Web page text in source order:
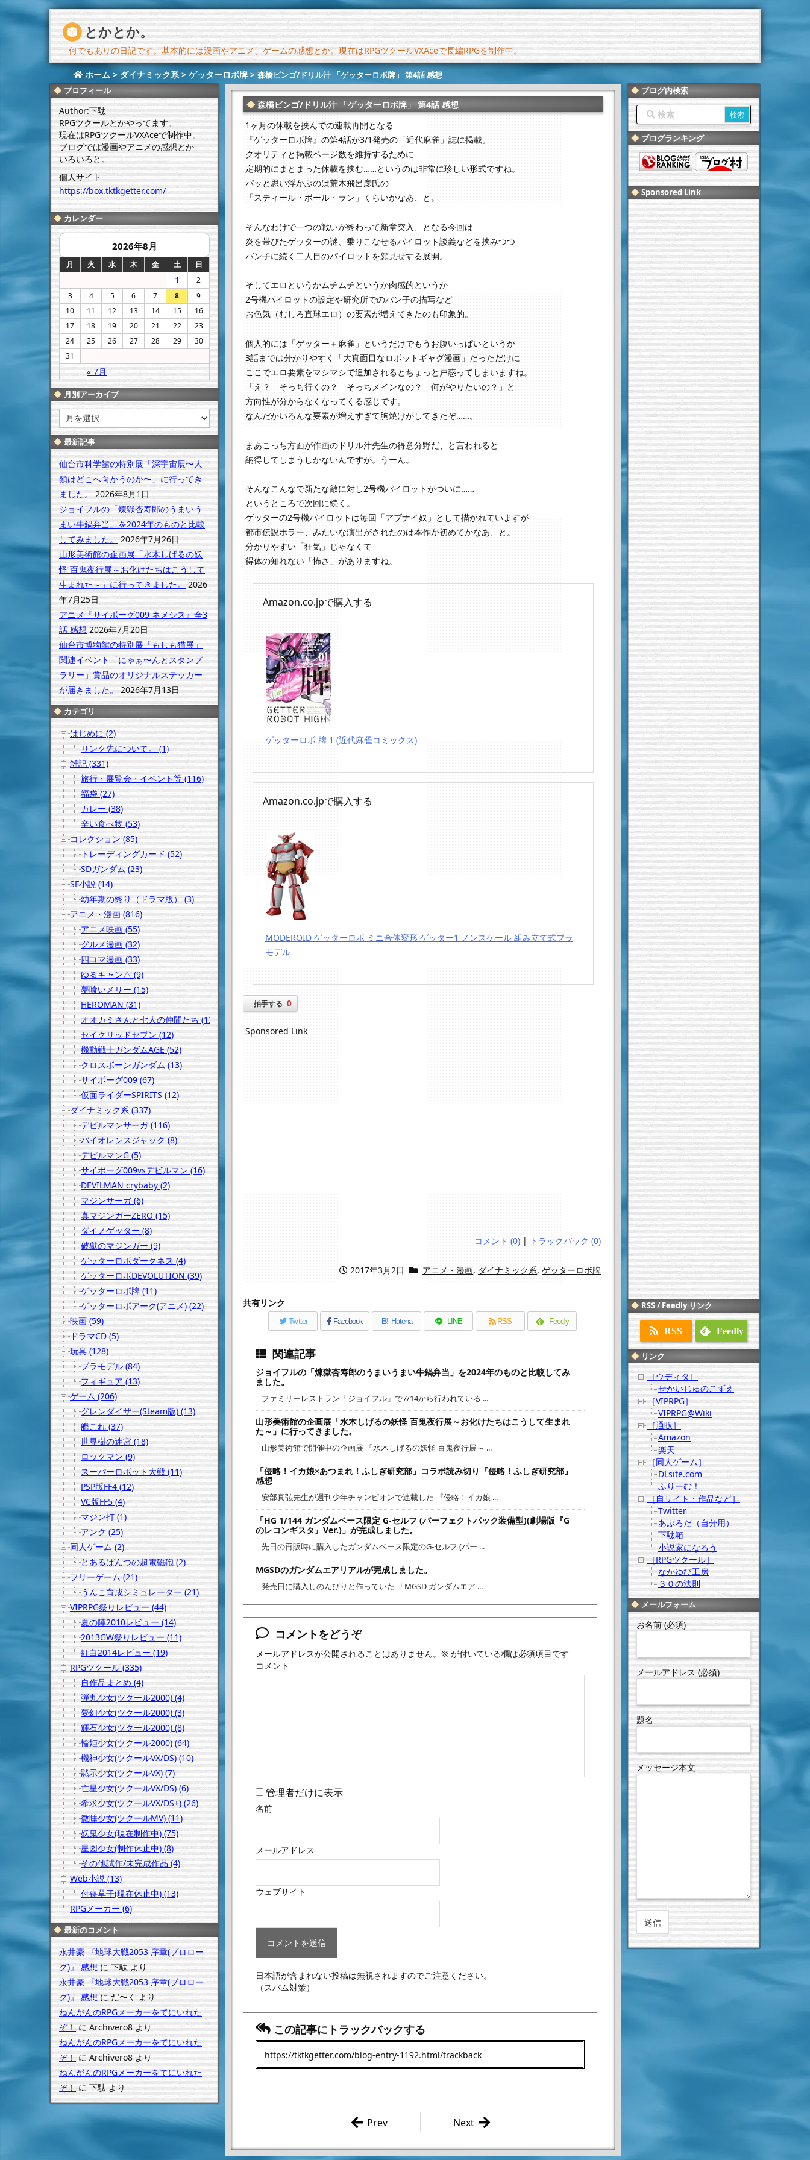
とかとか。
何でもありの日記です。基本的には漫画やアニメ、ゲームの感想とか。現在はRPGツクールVXAceで長編RPGを制作中。
ホーム > ダイナミック系> ゲッターロボ牌 > 森橋ビンゴ/ドリル汁 「ゲッターロボ牌」 第4話 感想
森橋ビンゴ/ドリル汁 「ゲッターロボ牌」 第4話 感想
1ヶ月の休載を挟んでの連載再開となる
『ゲッターロボ牌』の第4話が3/1発売の「近代麻雀」誌に掲載。
クオリティと掲載ページ数を維持するために
定期的にまとまった休載を挟む……というのは非常に珍しい形式ですね。
パッと思い浮かぶのは荒木飛呂彦氏の
「スティール・ボール・ラン」くらいかなあ、と。
そんなわけで一つの戦いが終わって新章突入、となる今回は
炎を帯びたゲッターの謎、乗りこなせるパイロット談義などを挟みつつ
バン子に続く二人目のパイロットを顔見せする展開。
そしてエロというかムチムチというか肉感的というか
2号機パイロットの設定や研究所でのバン子の描写など
お色気（むしろ直球エロ）の要素が増えてきたのも印象的。
個人的には「ゲッター＋麻雀」というだけでもうお腹いっぱいというか
3話までは分かりやすく「大真面目なロボットギャグ漫画」だっただけに
ここでエロ要素をマシマシで追加されるとちょっと戸惑ってしまいますね。
「え？ そっち行くの？ そっちメインなの？ 何がやりたいの？」と
方向性が分からなくなってくる感じです。
なんだかいろんな要素が増えすぎて胸焼けがしてきたぞ……。
まあこっち方面が作画のドリル汁先生の得意分野だ、と言われると
納得してしまうしかないんですが。うーん。
そんなこんなで新たな敵に対し2号機パイロットがついに……
というところで次回に続く。
ゲッターの2号機パイロットは毎回「アブナイ奴」として描かれていますが
都市伝説ホラー、みたいな演出がされたのは本作が初めてかなあ、と。
分かりやすい「狂気」じゃなくて
得体の知れない「怖さ」がありますね。
Amazon.co.jpで購入する
ゲッターロボ 牌 1 (近代麻雀コミックス)
Amazon.co.jpで購入する
MODEROID ゲッターロボ ミニ合体変形 ゲッター1 ノンスケール 組み立て式プラ
モデル
拍手する 0
Sponsored Link
コメント (0) | トラックバック (0)
2017年3月2日 アニメ・漫画, ダイナミック系, ゲッターロボ牌
共有リンク
Twitter Facebook B! Hatena LINE RSS Feedly
関連記事
ジョイフルの「煉獄杏寿郎のうまいうまい牛鍋弁当」を2024年のものと比較してみ
ました。
ファミリーレストラン「ジョイフル」で7/14から行われている ...
山形美術館の企画展「水木しげるの妖怪 百鬼夜行展～お化けたちはこうして生まれ
た～」に行ってきました。
山形美術館で開催中の企画展 「水木しげるの妖怪 百鬼夜行展～ ...
「侵略！イカ娘×あつまれ！ふしぎ研究部」コラボ読み切り『侵略！ふしぎ研究部』
感想
安部真弘先生が週刊少年チャンピオンで連載した 『侵略！イカ娘 ...
「HG 1/144 ガンダムベース限定 G-セルフ (パーフェクトパック装備型)(劇場版『G
のレコンギスタ』Ver.)」が完成しました。
先日の再販時に購入したガンダムベース限定のG-セルフ (パー ...
MGSDのガンダムエアリアルが完成しました。
発売日に購入しのんびりと作っていた 「MGSD ガンダムエア ...
コメントをどうぞ
メールアドレスが公開されることはありません。 ※ が付いている欄は必須項目です
コメント
管理者だけに表示
名前
メールアドレス
ウェブサイト
日本語が含まれない投稿は無視されますのでご注意ください。
（スパム対策）
この記事にトラックバックする
オガイガーを購入したよー。
Next
しょんガム（Part6）を箱買
Prev
プロフィール
Author:下駄
RPGツクールとかやってます。
現在はRPGツクールVXAceで制作中。
ブログでは漫画やアニメの感想とか
いろいろと。
個人サイト
https://box.tktkgetter.com/
カレンダー
2026年8月
月 火 水 木 金 土 日
1
2
3
4 5 6 7 8
9
10
11 12 13 14 15
16
17
18 19 20 21 22
23
24
25 26 27 28 29
30
31
« 7月
月別アーカイブ
別
ア
ー
カ
イ
ブ
最新記事
仙台市科学館の特別展「深宇宙展〜人
類はどこへ向かうのか〜」に行ってき
ました。
2026年8月1日
ジョイフルの「煉獄杏寿郎のうまいう
まい牛鍋弁当」を2024年のものと比較
してみました。 2026年7月26日
山形美術館の企画展「水木しげるの妖
怪 百鬼夜行展～お化けたちはこうして
生まれた～」に行ってきました。 2026
年7月25日
アニメ『サイボーグ009 ネメシス』全3
話 感想 2026年7月20日
仙台市博物館の特別展「もしも猫展」
関連イベント「にゃぁ〜んとスタンプ
ラリー」賞品のオリジナルステッカー
が届きました。 2026年7月13日
カテゴリ
はじめに (2)
リンク先について。 (1)
雑記 (331)
旅行・展覧会・イベント等 (116)
福袋 (27)
カレー (38)
辛い食べ物 (53)
コレクション (85)
トレーディングカード (52)
SDガンダム (23)
SF小説 (14)
幼年期の終り（ドラマ版） (3)
アニメ・漫画 (816)
アニメ映画 (55)
グルメ漫画 (32)
四コマ漫画 (33)
ゆるキャン△ (9)
夢喰いメリー (15)
HEROMAN (31)
オオカミさんと七人の仲間たち (13)
セイクリッドセブン (12)
機動戦士ガンダムAGE (52)
クロスボーンガンダム (13)
サイボーグ009 (67)
仮面ライダーSPIRITS (12)
ダイナミック系 (337)
デビルマンサーガ (116)
バイオレンスジャック (8)
デビルマンG (5)
サイボーグ009vsデビルマン (16)
DEVILMAN crybaby (2)
マジンサーガ (6)
真マジンガーZERO (15)
ダイノゲッター (8)
破獄のマジンガー (9)
ゲッターロボダークネス (4)
ゲッターロボDEVOLUTION (39)
ゲッターロボ牌 (11)
ゲッターロボアーク(アニメ) (22)
映画 (59)
ドラマCD (5)
玩具 (128)
プラモデル (84)
フィギュア (13)
ゲーム (206)
グレンダイザー(Steam版) (13)
艦これ (37)
世界樹の迷宮 (18)
ロックマン (9)
スーパーロボット大戦 (11)
PSP版FF4 (12)
VC版FF5 (4)
マジン打 (1)
アンク (25)
同人ゲーム (2)
とあるぱんつの超電磁砲 (2)
フリーゲーム (21)
うんこ育成シミュレーター (21)
VIPRPG祭りレビュー (44)
夏の陣2010レビュー (14)
2013GW祭りレビュー (11)
紅白2014レビュー (19)
RPGツクール (335)
自作品まとめ (4)
弾丸少女(ツクール2000) (4)
夢幻少女(ツクール2000) (3)
輝石少女(ツクール2000) (8)
輪姫少女(ツクール2000) (64)
機神少女(ツクールVX/DS) (10)
黙示少女(ツクールVX) (7)
亡星少女(ツクールVX/DS) (6)
希求少女(ツクールVX/DS+) (26)
微睡少女(ツクールMV) (11)
妖鬼少女(現在制作中) (75)
星図少女(制作休止中) (8)
その他試作/未完成作品 (4)
Web小説 (13)
付喪草子(現在休止中) (13)
RPGメーカー (6)
最新のコメント
永井豪 『地球大戦2053 序章(プロロー
グ)』 感想に下駄より
永井豪 『地球大戦2053 序章(プロロー
グ)』 感想に だ〜くより
ねんがんのRPGメーカーをてにいれた
ぞ！にArchivero8より
ねんがんのRPGメーカーをてにいれた
ぞ！ に Archivero8より
ねんがんのRPGメーカーをてにいれた
ぞ！に 下駄より
ブログ内検索
ブログランキング
Sponsored Link
RSS / Feedly リンク
RSS Feedly
リンク
［ウディタ］
せかいじゅのこずえ
［VIPRPG］
VIPRPG@Wiki
［通販］
Amazon
楽天
［同人ゲーム］
DLsite.com
ふりーむ！
［自サイト・作品など］
Twitter
あぷろだ（自分用）
下駄箱
小説家になろう
［RPGツクール］
なかゆび工房
３０の法則
メールフォーム
お名前 (必須)
メールアドレス (必須)
題名
メッセージ本文